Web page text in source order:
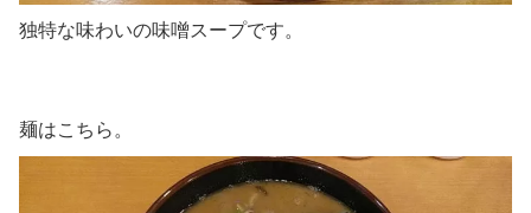
独特な味わいの味噌スープです。
麺はこちら。